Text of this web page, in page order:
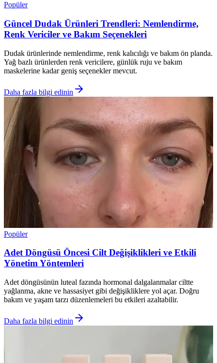
Popüler
Güncel Dudak Ürünleri Trendleri: Nemlendirme,
Renk Vericiler ve Bakım Seçenekleri
Dudak ürünlerinde nemlendirme, renk kalıcılığı ve bakım ön planda.
Yağ bazlı ürünlerden renk vericilere, günlük ruju ve bakım
maskelerine kadar geniş seçenekler mevcut.
Daha fazla bilgi edinin
Popüler
Adet Döngüsü Öncesi Cilt Değişiklikleri ve Etkili
Yönetim Yöntemleri
Adet döngüsünün luteal fazında hormonal dalgalanmalar ciltte
yağlanma, akne ve hassasiyet gibi değişikliklere yol açar. Doğru
bakım ve yaşam tarzı düzenlemeleri bu etkileri azaltabilir.
Daha fazla bilgi edinin